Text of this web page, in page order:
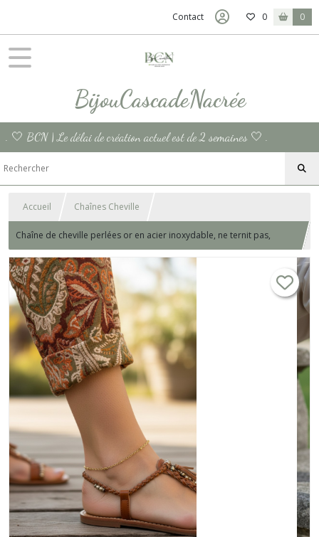
Contact 0 0
BijouCascadeNacrée
. 🤍 BCN | Le délai de création actuel est de 2 semaines 🤍 .
Accueil Chaînes Cheville
Chaîne de cheville perlées or en acier inoxydable, ne ternit pas,
bracelet de cheville personnalisé et sur mesure pour la plage